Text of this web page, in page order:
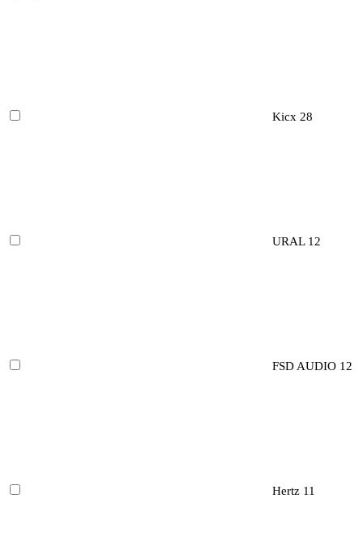
Kicx 28
URAL 12
FSD AUDIO 12
Hertz 11